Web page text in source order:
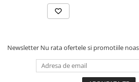
Newsletter Nu rata ofertele si promotiile